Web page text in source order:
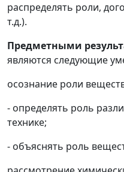
распределять роли,
т.д.).
Предметными
являются следующие
осознание роли
- определять роль
технике;
- объяснять роль